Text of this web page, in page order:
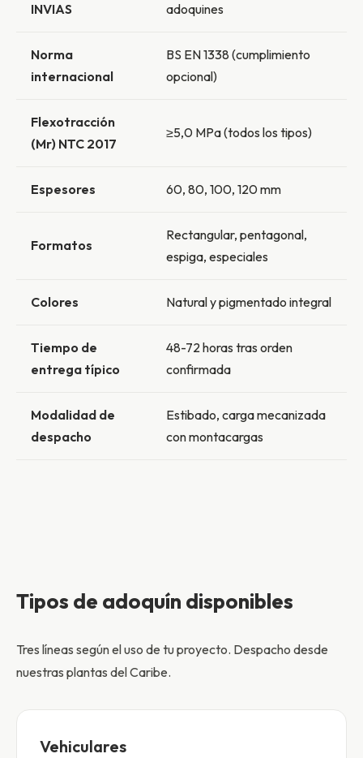
INVIAS
adoquines
Norma
internacional
BS EN 1338 (cumplimiento
opcional)
Flexotracción
(Mr) NTC 2017
≥5,0 MPa (todos los tipos)
Espesores 60, 80, 100, 120 mm
Formatos
Rectangular, pentagonal,
espiga, especiales
Colores Natural y pigmentado integral
Tiempo de
entrega típico
48-72 horas tras orden
confirmada
Modalidad de
despacho
Estibado, carga mecanizada
con montacargas
Tipos de adoquín disponibles
Tres líneas según el uso de tu proyecto. Despacho desde
nuestras plantas del Caribe.
Vehiculares